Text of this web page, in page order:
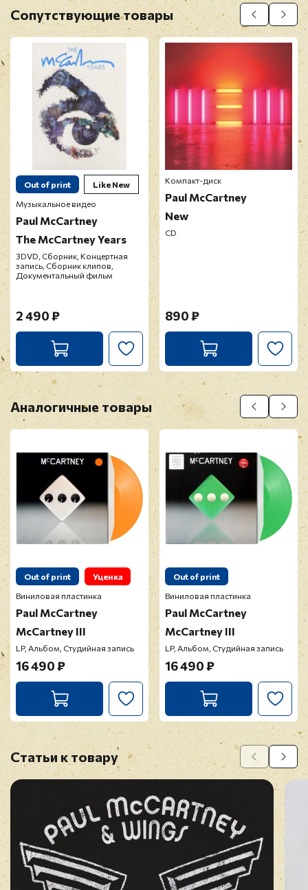
Перед публикацией отзывы проходят
модерацию
Сопутствующие товары
Out of print
Like New
Музыкальное видео
Paul McCartney
The McCartney Years
3DVD, Сборник, Концертная
запись, Сборник клипов,
Документальный фильм
2 490 ₽
Компакт-диск
Paul McCartney
New
CD
890 ₽
Аналогичные товары
Out of print
Уценка
Виниловая пластинка
Paul McCartney
McCartney III
LP, Альбом, Студийная запись
16 490 ₽
Out of print
Виниловая пластинка
Paul McCartney
McCartney III
LP, Альбом, Студийная запись
16 490 ₽
Статьи к товару